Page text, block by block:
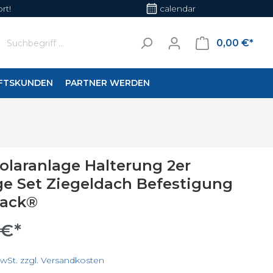
calendar
0,00 €*
PARTNER WERDEN
Wohnraumleuchten
Halterung 2er
Set Ziegeldach Befestigung
€*
zzgl. Versandkosten